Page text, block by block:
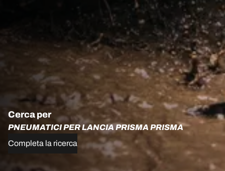
Cerca per
PNEUMATICI PER LANCIA PRISMA PRISMA
Completa la ricerca